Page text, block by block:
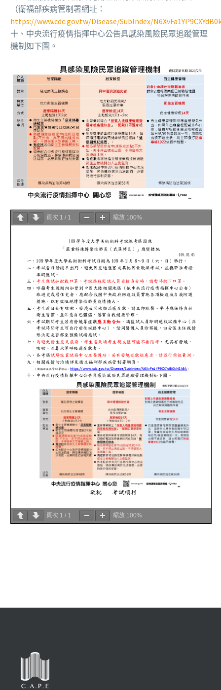
（衛福部疾病管制署網址：
https://www.cdc.gov.tw/Disease/SubIndex/
十、中央流行疫情指揮中心公告具感染風險民眾追蹤管理
機制如下圖。
頁次 1 / 1 縮放 100%
頁次 1 / 1 縮放 100%